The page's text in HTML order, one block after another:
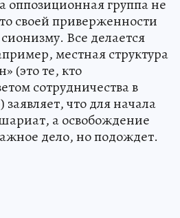
оппозиционная группа не
своей приверженности
Все делается
местная структура
(это те, кто
сотрудничества в
что для начала
а освобождение
дело, но подождет.